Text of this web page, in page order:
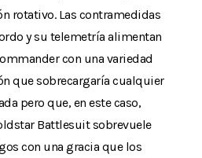
rotativo. Las contramedidas
y su telemetría alimentan
con una variedad
que sobrecargaría cualquier
pero que, en este caso,
Battlesuit sobrevuele
con una gracia que los